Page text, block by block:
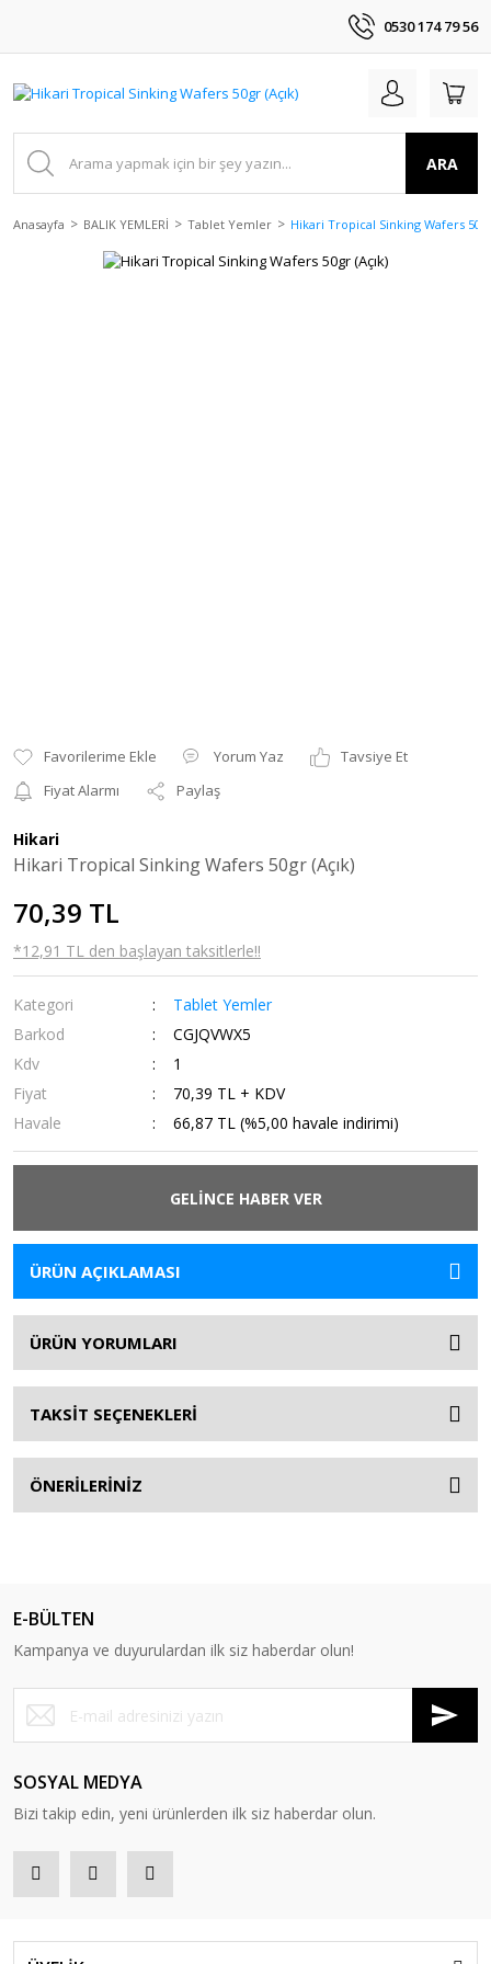
0530 174 79 56
ARA
Anasayfa BALIK YEMLERİ Tablet Yemler Hikari Tropical Sinking Wafers 50gr
Yorum Yaz
Tavsiye Et
Fiyat Alarmı
Paylaş
Hikari
Hikari Tropical Sinking Wafers 50gr (Açık)
70,39 TL
*12,91 TL den başlayan taksitlerle!!
Kategori
Tablet Yemler
Barkod
CGJQVWX5
Kdv
1
Fiyat
70,39 TL + KDV
Havale
66,87 TL (%5,00 havale indirimi)
GELİNCE HABER VER
ÜRÜN AÇIKLAMASI
ÜRÜN YORUMLARI
TAKSİT SEÇENEKLERİ
ÖNERİLERİNİZ
E-BÜLTEN
Kampanya ve duyurulardan ilk siz haberdar olun!
SOSYAL MEDYA
Bizi takip edin, yeni ürünlerden ilk siz haberdar olun.